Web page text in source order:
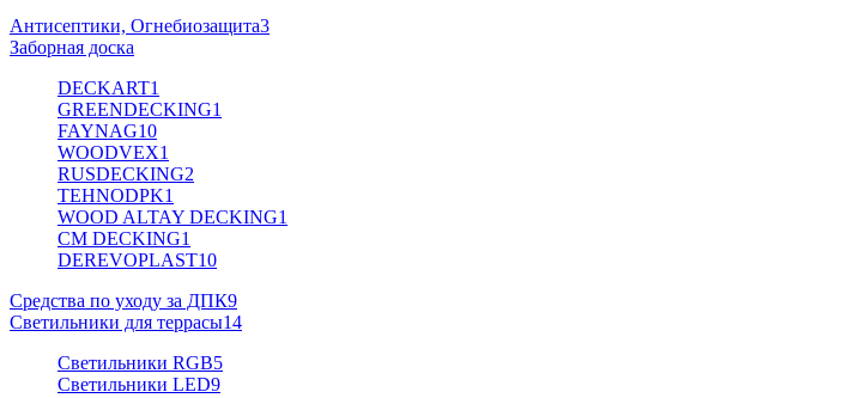
Антисептики, Огнебиозащита3
Заборная доска
DECKART1
GREENDECKING1
FAYNAG10
WOODVEX1
RUSDECKING2
TEHNODPK1
WOOD ALTAY DECKING1
CM DECKING1
DEREVOPLAST10
Средства по уходу за ДПК9
Светильники для террасы14
Светильники RGB5
Светильники LED9